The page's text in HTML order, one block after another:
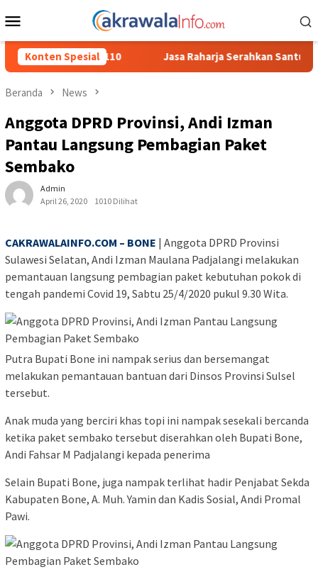
ke
Mobile
Konten Spesial
Jasa Raharja Serahkan Santunan kepada Ahli Waris
Beranda News
Anggota DPRD Provinsi, Andi Izman
Pantau Langsung Pembagian Paket
Sembako
Admin
April 26, 2020
1010 Dilihat
CAKRAWALAINFO.COM – BONE | Anggota DPRD Provinsi
Sulawesi Selatan, Andi Izman Maulana Padjalangi melakukan
pemantauan langsung pembagian paket kebutuhan pokok di
tengah pandemi Covid 19, Sabtu 25/4/2020 pukul 9.30 Wita.
Putra Bupati Bone ini nampak serius dan bersemangat
melakukan pemantauan bantuan dari Dinsos Provinsi Sulsel
tersebut.
Anak muda yang berciri khas topi ini nampak sesekali bercanda
ketika paket sembako tersebut diserahkan oleh Bupati Bone,
Andi Fahsar M Padjalangi kepada penerima
Selain Bupati Bone, juga nampak terlihat hadir Penjabat Sekda
Kabupaten Bone, A. Muh. Yamin dan Kadis Sosial, Andi Promal
Pawi.